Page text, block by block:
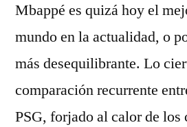
Mbappé es quizá hoy el
mundo en la actualidad, o
más desequilibrante. Lo
comparación recurrente
PSG, forjado al calor de los